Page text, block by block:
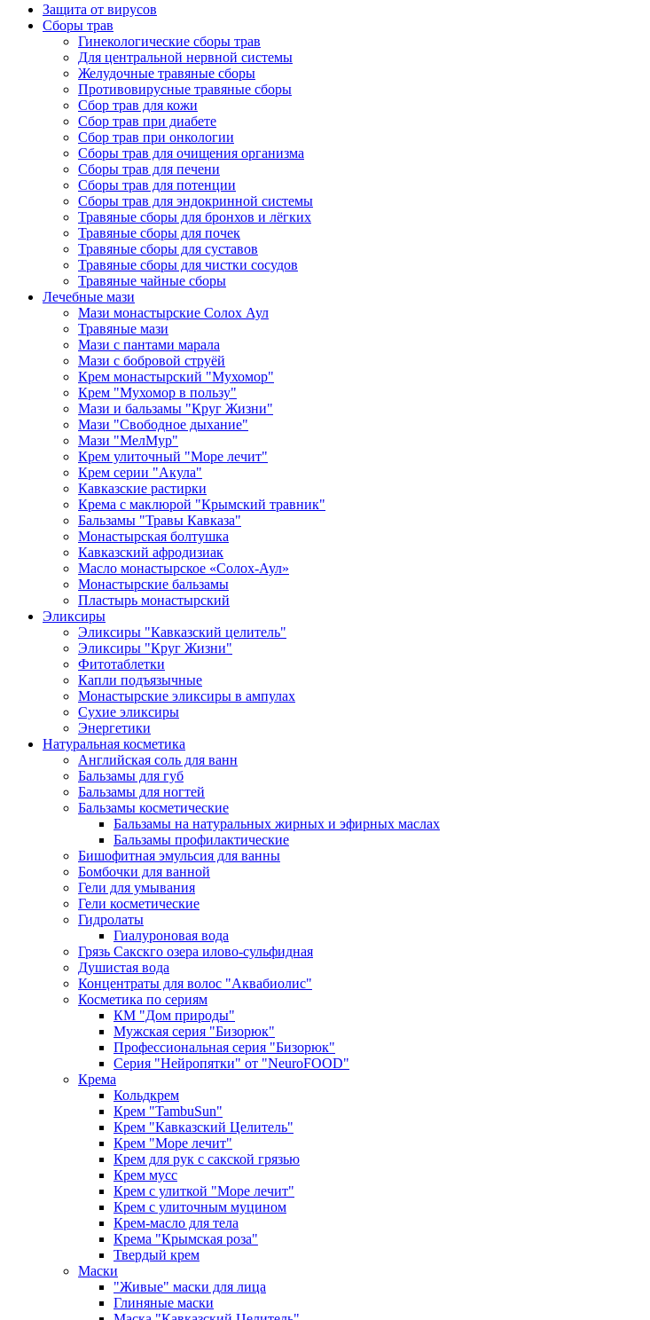
Защита от вирусов
Сборы трав
Гинекологические сборы трав
Для центральной нервной системы
Желудочные травяные сборы
Противовирусные травяные сборы
Сбор трав для кожи
Сбор трав при диабете
Сбор трав при онкологии
Сборы трав для очищения организма
Сборы трав для печени
Сборы трав для потенции
Сборы трав для эндокринной системы
Травяные сборы для бронхов и лёгких
Травяные сборы для почек
Травяные сборы для суставов
Травяные сборы для чистки сосудов
Травяные чайные сборы
Лечебные мази
Мази монастырские Солох Аул
Травяные мази
Мази с пантами марала
Мази с бобровой струёй
Крем монастырский "Мухомор"
Крем "Мухомор в пользу"
Мази и бальзамы "Круг Жизни"
Мази "Свободное дыхание"
Мази "МелМур"
Крем улиточный "Море лечит"
Крем серии "Акула"
Кавказские растирки
Крема с маклюрой "Крымский травник"
Бальзамы "Травы Кавказа"
Монастырская болтушка
Кавказский афродизиак
Масло монастырское «Солох-Аул»
Монастырские бальзамы
Пластырь монастырский
Эликсиры
Эликсиры "Кавказский целитель"
Эликсиры "Круг Жизни"
Фитотаблетки
Капли подъязычные
Монастырские эликсиры в ампулах
Сухие эликсиры
Энергетики
Натуральная косметика
Английская соль для ванн
Бальзамы для губ
Бальзамы для ногтей
Бальзамы косметические
Бальзамы на натуральных жирных и эфирных маслах
Бальзамы профилактические
Бишофитная эмульсия для ванны
Бомбочки для ванной
Гели для умывания
Гели косметические
Гидролаты
Гиалуроновая вода
Грязь Сакскго озера илово-сульфидная
Душистая вода
Концентраты для волос "Аквабиолис"
Косметика по сериям
КМ "Дом природы"
Мужская серия "Бизорюк"
Профессиональная серия "Бизорюк"
Серия "Нейропятки" от "NeuroFOOD"
Крема
Кольдкрем
Крем "TambuSun"
Крем "Кавказский Целитель"
Крем "Море лечит"
Крем для рук с сакской грязью
Крем мусс
Крем с улиткой "Море лечит"
Крем с улиточным муцином
Крем-масло для тела
Крема "Крымская роза"
Твердый крем
Маски
"Живые" маски для лица
Глиняные маски